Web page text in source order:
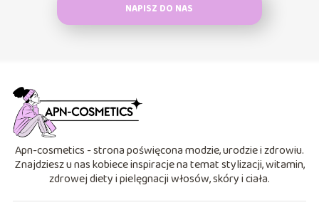
NAPISZ DO NAS
Apn-cosmetics - strona poświęcona modzie, urodzie i zdrowiu.
Znajdziesz u nas kobiece inspiracje na temat stylizacji, witamin,
zdrowej diety i pielęgnacji włosów, skóry i ciała.